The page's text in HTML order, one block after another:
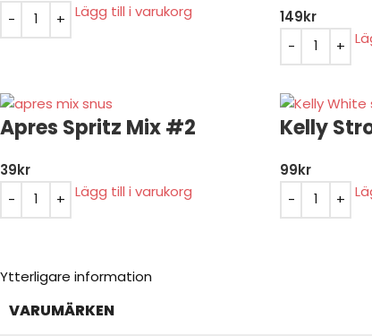
Lägg till i varukorg
149kr
Apres Spritz Mix #2
39kr
Lägg till i varukorg
Kelly
99kr
Ytterligare information
VARUMÄRKEN